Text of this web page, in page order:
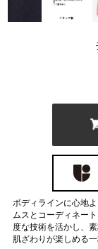
ボディラインに心地
ムスとコーディネー
度な技術を活かし、
肌ざわりが楽しめる一